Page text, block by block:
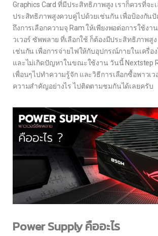
Graphics Card ที่มีประสิทธิภาพสูง เราก็ควรที่จะ
ประสิทธิภาพสูงควบคู่ไปด้วยเช่นกัน เพื่อป้องกัน
ถึงการเลือกความจุ Ram ให้เพียงพอต่อการใช้ง
วเวอร์ ซัพพลาย ที่เลือกใช้ ก็ต้องมีประสิทธิภาพ
เช่นกัน เพื่อการจ่ายไฟให้กับอุปกรณ์ภายในเครื่อ
และไม่เกิดปัญหาในขณะใช้งาน วันนี้ Nextstep
เพื่อนๆไปทำความรู้จัก และวิธีการเลือกซื้อพาวเ
ความสำคัญอย่างไร ไปติดตามชมกันได้เลยครับ
Power Supply คืออะไร